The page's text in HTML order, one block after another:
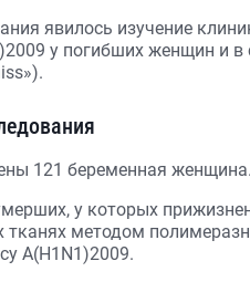
явилось изучение
у погибших женщин и
121 беременная женщина.
у которых
тканях методом
А(H1N1)2009.